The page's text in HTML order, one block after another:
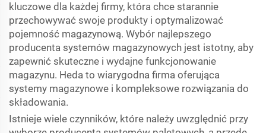
kluczowe dla każdej firmy, która chce starannie
przechowywać swoje produkty i optymalizować
pojemność magazynową. Wybór najlepszego
producenta systemów magazynowych jest istotny, aby
zapewnić skuteczne i wydajne funkcjonowanie
magazynu. Heda to wiarygodna firma oferująca
systemy magazynowe i kompleksowe rozwiązania do
składowania.
Istnieje wiele czynników, które należy uwzględnić przy